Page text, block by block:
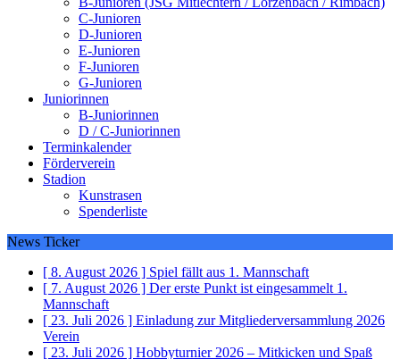
C-Junioren
D-Junioren
E-Junioren
F-Junioren
G-Junioren
Juniorinnen
B-Juniorinnen
D / C-Juniorinnen
Terminkalender
Förderverein
Stadion
Kunstrasen
Spenderliste
News Ticker
[ 8. August 2026 ] Spiel fällt aus 1. Mannschaft
[ 7. August 2026 ] Der erste Punkt ist eingesammelt 1.
Mannschaft
[ 23. Juli 2026 ] Einladung zur Mitgliederversammlung 2026
Verein
[ 23. Juli 2026 ] Hobbyturnier 2026 – Mitkicken und Spaß